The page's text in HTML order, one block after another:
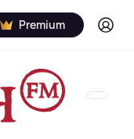
Premium Log in